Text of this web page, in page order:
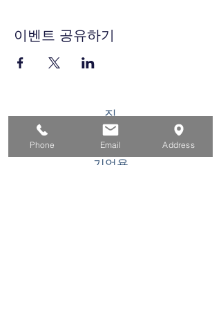
이벤트 공유하기
집
구직자를 위해
기업용
Phone Email Address